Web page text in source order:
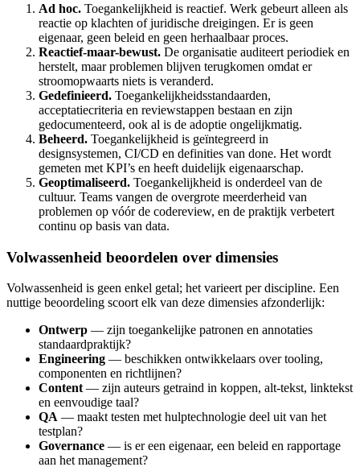
Ad hoc. Toegankelijkheid is reactief. Werk gebeurt alleen als
reactie op klachten of juridische dreigingen. Er is geen
eigenaar, geen beleid en geen herhaalbaar proces.
Reactief-maar-bewust. De organisatie auditeert periodiek en
herstelt, maar problemen blijven terugkomen omdat er
stroomopwaarts niets is veranderd.
Gedefinieerd. Toegankelijkheidsstandaarden,
acceptatiecriteria en reviewstappen bestaan en zijn
gedocumenteerd, ook al is de adoptie ongelijkmatig.
Beheerd. Toegankelijkheid is geïntegreerd in
designsystemen, CI/CD en definities van done. Het wordt
gemeten met KPI’s en heeft duidelijk eigenaarschap.
Geoptimaliseerd. Toegankelijkheid is onderdeel van de
cultuur. Teams vangen de overgrote meerderheid van
problemen op vóór de codereview, en de praktijk verbetert
continu op basis van data.
Volwassenheid beoordelen over dimensies
Volwassenheid is geen enkel getal; het varieert per discipline. Een
nuttige beoordeling scoort elk van deze dimensies afzonderlijk:
Ontwerp — zijn toegankelijke patronen en annotaties
standaardpraktijk?
Engineering — beschikken ontwikkelaars over tooling,
componenten en richtlijnen?
Content — zijn auteurs getraind in koppen, alt-tekst, linktekst
en eenvoudige taal?
QA — maakt testen met hulptechnologie deel uit van het
testplan?
Governance — is er een eigenaar, een beleid en rapportage
aan het management?